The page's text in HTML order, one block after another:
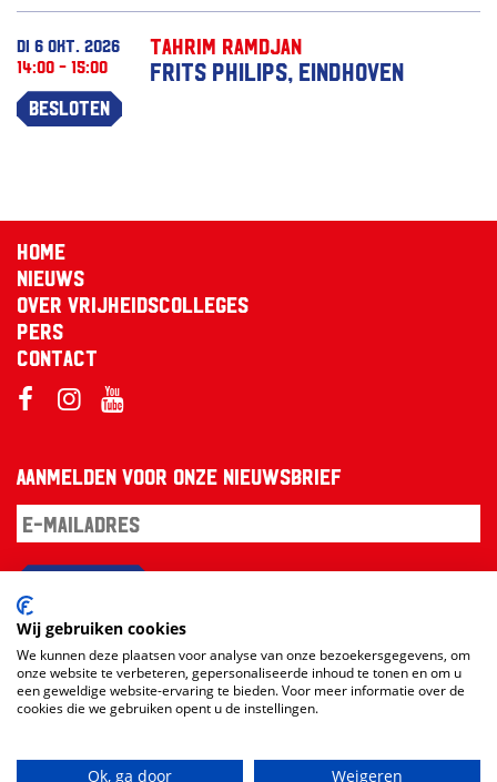
Tahrim Ramdjan
Frits Philips, Eindhoven
di 6 okt. 2026
14:00 - 15:00
Besloten
Home
Nieuws
Over Vrijheidscolleges
Pers
Contact
Aanmelden voor onze nieuwsbrief
Wij gebruiken cookies
We kunnen deze plaatsen voor analyse van onze bezoekersgegevens, om
onze website te verbeteren, gepersonaliseerde inhoud te tonen en om u
een geweldige website-ervaring te bieden. Voor meer informatie over de
cookies die we gebruiken opent u de instellingen.
Ok, ga door Weigeren